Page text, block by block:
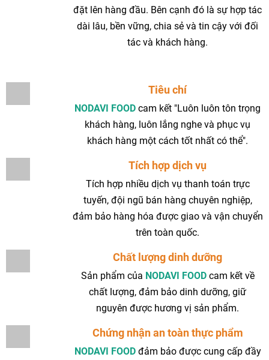
đặt lên hàng đầu. Bên cạnh đó là sự hợp tác
dài lâu, bền vững, chia sẻ và tin cậy với đối
tác và khách hàng.
Tiêu chí
NODAVI FOODcam kết "Luôn luôn tôn trọng
khách hàng, luôn lắng nghe và phục vụ
khách hàng một cách tốt nhất có thể".
Tích hợp dịch vụ
Tích hợp nhiều dịch vụ thanh toán trực
tuyến, đội ngũ bán hàng chuyên nghiệp,
đảm bảo hàng hóa được giao và vận chuyển
trên toàn quốc.
Chất lượng dinh dưỡng
Sản phẩm của NODAVI FOODcam kết về
chất lượng, đảm bảo dinh dưỡng, giữ
nguyên được hương vị sản phẩm.
Chứng nhận an toàn thực phẩm
NODAVI FOOD đảm bảo được cung cấp đầy